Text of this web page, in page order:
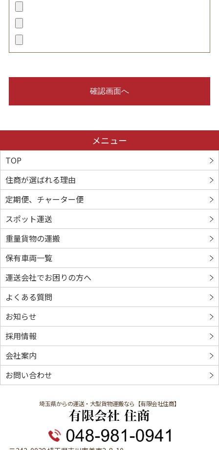
TOP
住商が選ばれる理由
定期便、チャーター便
スポット運送
重量貨物の運搬
保有車両一覧
運送会社でお困りの方へ
よくある質問
お知らせ
採用情報
会社案内
お問い合わせ
埼玉県からの運送・大型貨物運搬なら 【有限会社住商】